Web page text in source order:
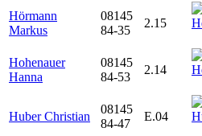
Hörmann
Markus
08145
84-35
2.15
Hohenauer
Hanna
08145
84-53
2.14
Huber Christian
08145
84-47
E.04